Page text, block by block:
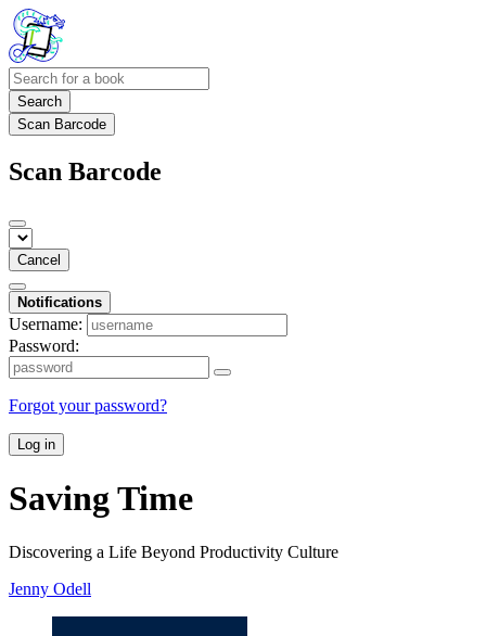
Search
Scan Barcode
Scan Barcode
Cancel
Notifications
Username:
Password:
Forgot your password?
Log in
Saving Time
Discovering a Life Beyond Productivity Culture
Jenny Odell